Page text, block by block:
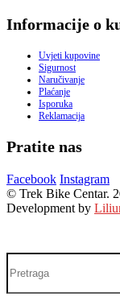
Informacije o
Uvjeti kupovine
Sigurnost
Naručivanje
Plaćanje
Isporuka
Reklamacija
Pratite nas
Facebook Instagram
© Trek Bike Centar.
Development by